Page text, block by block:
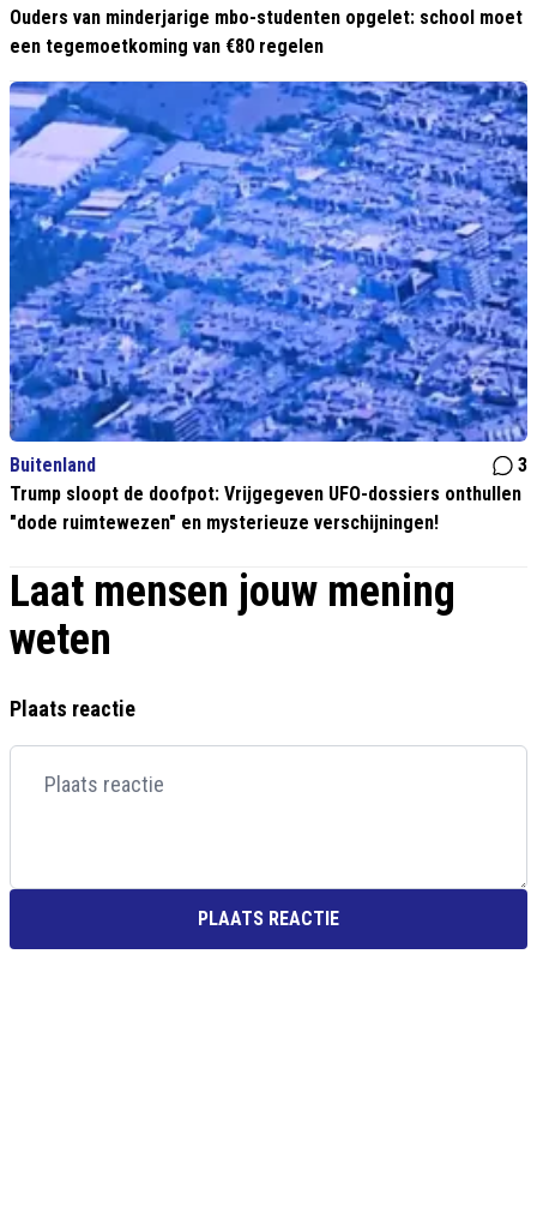
Ouders van minderjarige mbo-studenten opgelet: school moet
een tegemoetkoming van €80 regelen
Buitenland
3
Trump sloopt de doofpot: Vrijgegeven UFO-dossiers onthullen
"dode ruimtewezen" en mysterieuze verschijningen!
Laat mensen jouw mening
weten
Plaats reactie
PLAATS REACTIE